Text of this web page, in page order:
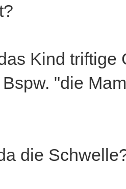
Kind triftige
"die
die